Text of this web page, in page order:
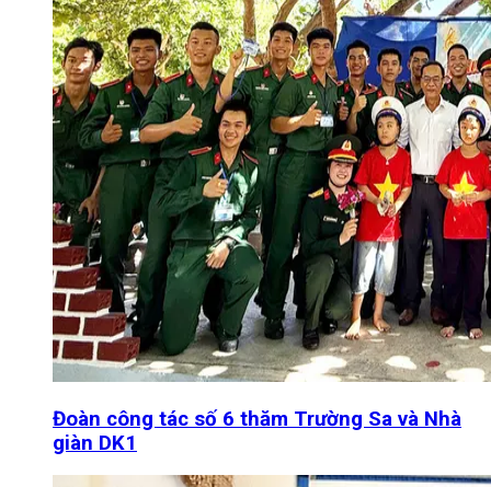
Đoàn công tác số 6 thăm Trường Sa và Nhà
giàn DK1